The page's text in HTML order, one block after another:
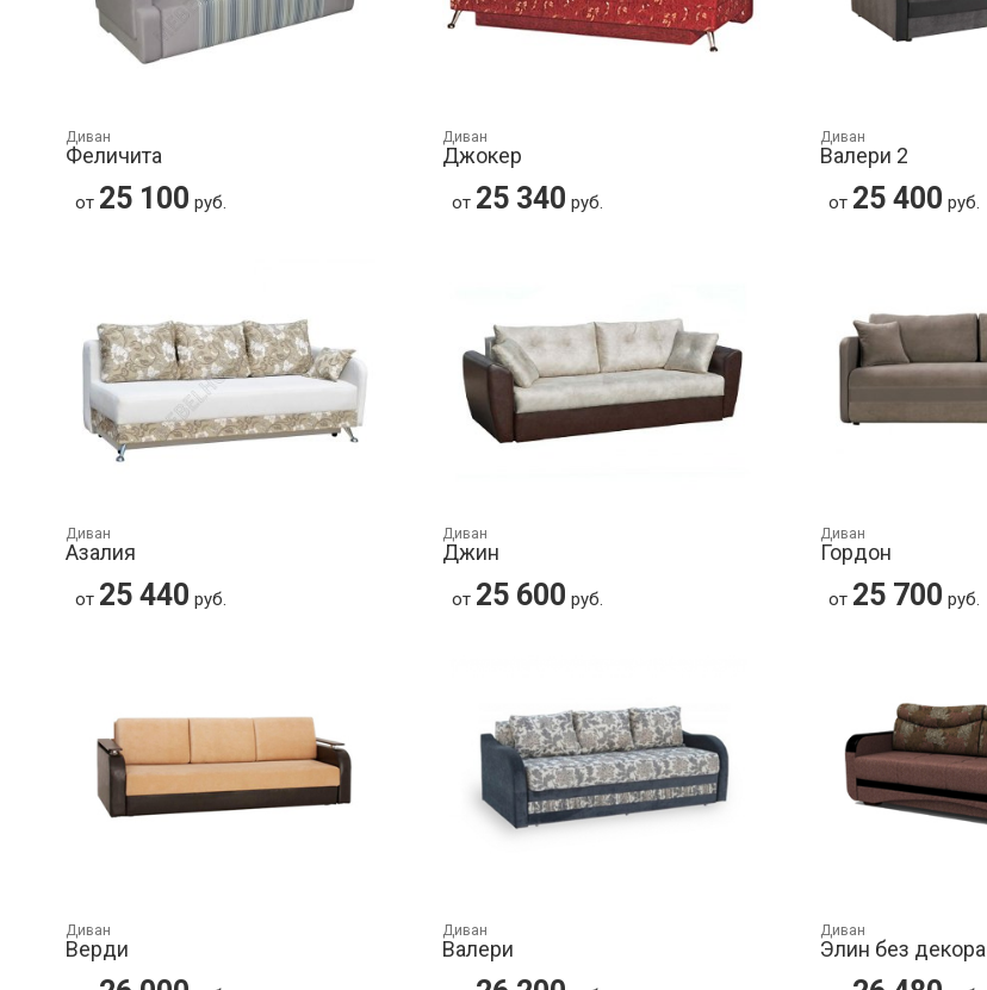
Диван
Феличита
от 25 100 руб.
Диван
Джокер
от 25 340 руб.
Диван
Валери 2
от 25 400 руб.
Диван
Азалия
от 25 440 руб.
Диван
Джин
от 25 600 руб.
Диван
Гордон
от 25 700 руб.
Диван
Верди
Диван
Валери
Диван
Элин без декора